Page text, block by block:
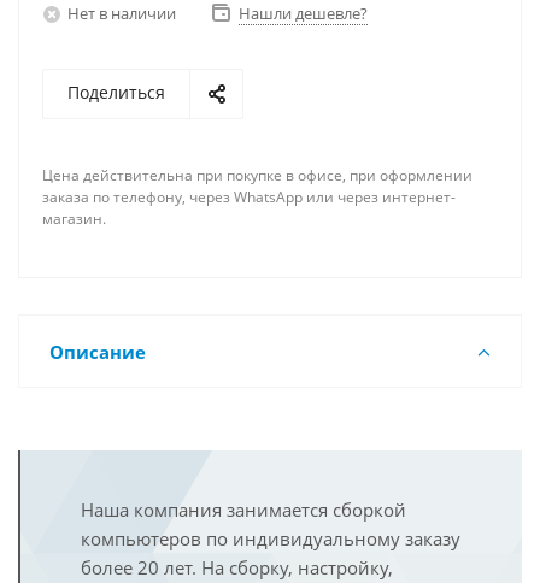
Нет в наличии Нашли дешевле?
Поделиться
Цена действительна при покупке в офисе, при оформлении
заказа по телефону, через WhatsApp или через интернет-
магазин.
Описание
Наша компания занимается сборкой
компьютеров по индивидуальному заказу
более 20 лет. На сборку, настройку,